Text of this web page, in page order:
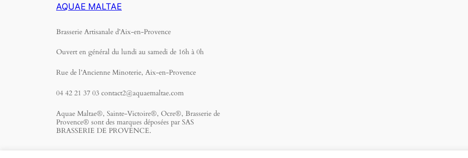
AQUAE MALTAE
Brasserie Artisanale d’Aix-en-Provence
Ouvert en général du lundi au samedi de 16h à 0h
Rue de l’Ancienne Minoterie, Aix-en-Provence
04 42 21 37 03 contact2@aquaemaltae.com
Aquae Maltae®, Sainte-Victoire®, Ocre®, Brasserie de
Provence® sont des marques déposées par SAS
BRASSERIE DE PROVENCE.